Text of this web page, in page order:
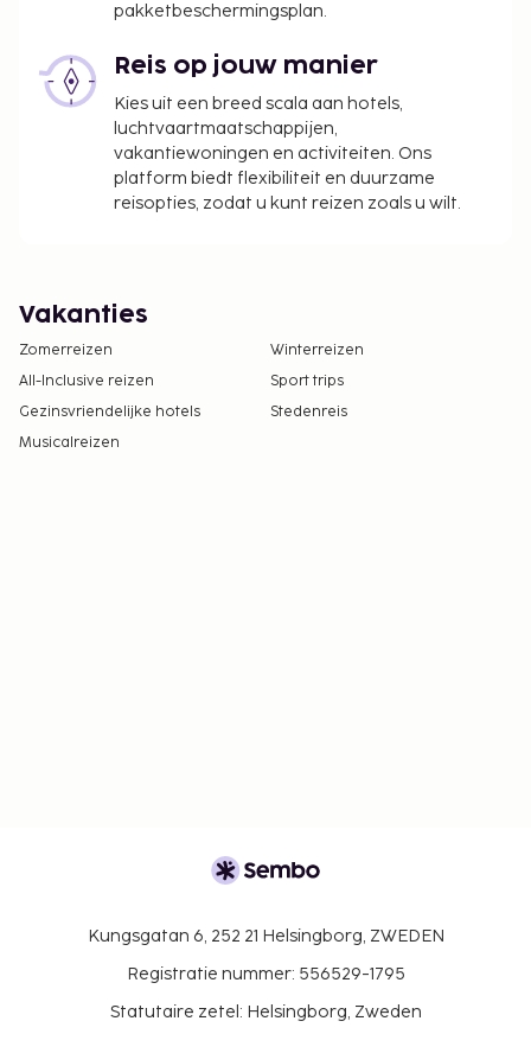
pakketbeschermingsplan.
Reis op jouw manier
Kies uit een breed scala aan hotels,
luchtvaartmaatschappijen,
vakantiewoningen en activiteiten. Ons
platform biedt flexibiliteit en duurzame
reisopties, zodat u kunt reizen zoals u wilt.
Vakanties
Zomerreizen
Winterreizen
All-Inclusive reizen
Sport trips
Gezinsvriendelijke hotels
Stedenreis
Musicalreizen
Kungsgatan 6, 252 21 Helsingborg, ZWEDEN
Registratie nummer: 556529-1795
Statutaire zetel: Helsingborg, Zweden